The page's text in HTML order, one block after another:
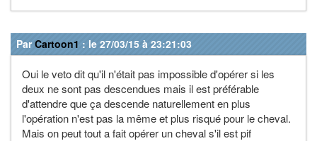
ParCartoon1 : le 27/03/15 à 23:21:03
Oui le veto dit qu'il n'était pas impossible d'opérer si les
deux ne sont pas descendues mais il est préférable
d'attendre que ça descende naturellement en plus
l'opération n'est pas la même et plus risqué pour le cheval.
Mais on peut tout a fait opérer un cheval s'il est pif